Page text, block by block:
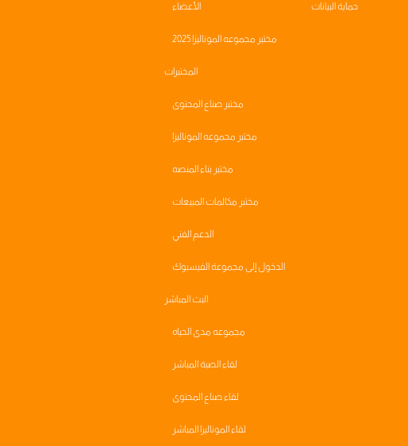
حماية البيانات الأعضاء
مختبر مجموعه الموناليزا 2025
المختبرات
مختبر صناع المحتوى
مختبر مجموعه الموناليزا
مختبر بناء المنصه
مختبر مكالمات المبيعات
الدعم الفني
الدخول إلى مجموعة الفيسبوك
البث المباشر
مجموعه مدى الحياه
لقاء الصبة المباشر
لقاء صناع المحتوى
لقاء الموناليزا المباشر